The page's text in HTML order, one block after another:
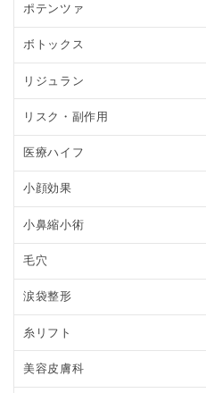
ポテンツァ
ボトックス
リジュラン
リスク・副作用
医療ハイフ
小顔効果
小鼻縮小術
毛穴
涙袋整形
糸リフト
美容皮膚科